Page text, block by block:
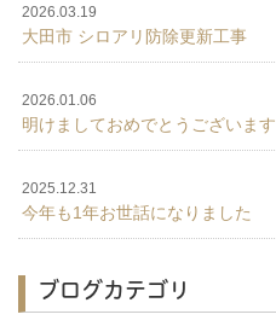
2026.03.19
大田市 シロアリ防除更新工事
2026.01.06
明けましておめでとうございます
2025.12.31
今年も1年お世話になりました
ブログカテゴリ